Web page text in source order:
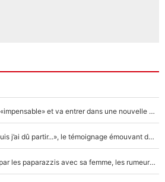
F1 - Alpine signe un accord «impensable» et va entrer dans une nouvelle dimension : Grande nouvelle pour Pierre Gasly !
F1 : « Je lui ai fait un câlin, puis j’ai dû partir...», le témoignage émouvant de Max Verstappen sur sa fille
F1 : Charles Leclerc surpris par les paparazzis avec sa femme, les rumeurs étaient vraies !